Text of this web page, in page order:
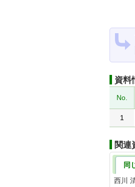
資料
No.
1
関連
同
西川